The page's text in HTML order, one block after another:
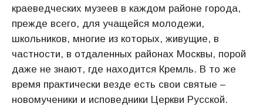
краеведческих музеев в каждом районе города,
прежде всего, для учащейся молодежи,
школьников, многие из которых, живущие, в
частности, в отдаленных районах Москвы, порой
даже не знают, где находится Кремль. В то же
время практически везде есть свои святые –
новомученики и исповедники Церкви Русской.